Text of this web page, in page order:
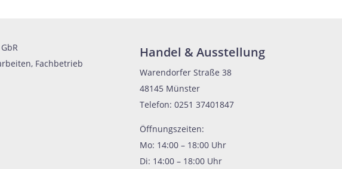
Fachbetrieb
Handel & Ausstellung
Warendorfer Straße 38
48145 Münster
Telefon: 0251 37401847
Öffnungszeiten:
Mo: 14:00 – 18:00 Uhr
Di: 14:00 – 18:00 Uhr